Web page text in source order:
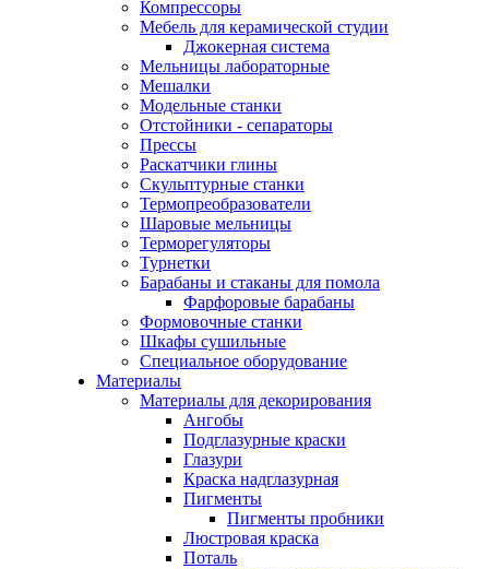
Компрессоры
Мебель для керамической студии
Джокерная система
Мельницы лабораторные
Мешалки
Модельные станки
Отстойники - сепараторы
Прессы
Раскатчики глины
Скульптурные станки
Термопреобразователи
Шаровые мельницы
Терморегуляторы
Турнетки
Барабаны и стаканы для помола
Фарфоровые барабаны
Формовочные станки
Шкафы сушильные
Специальное оборудование
Материалы
Материалы для декорирования
Ангобы
Подглазурные краски
Глазури
Краска надглазурная
Пигменты
Пигменты пробники
Люстровая краска
Поталь